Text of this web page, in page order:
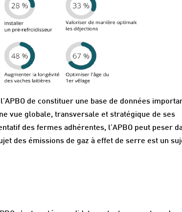
de constituer une base de données
vue globale, transversale et stratégique de ses
des fermes adhérentes, l’APBO peut peser
des émissions de gaz à effet de serre est un